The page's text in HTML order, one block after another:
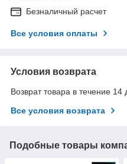
Безналичный расчет
Все условия оплаты
Условия возврата
Возврат товара в течение 14
Все условия возврата
Подобные товары